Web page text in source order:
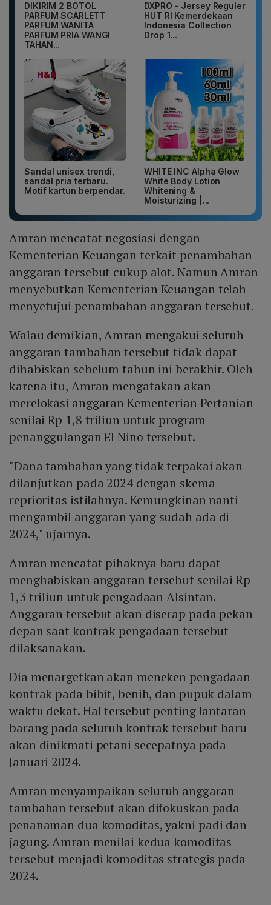
DIKIRIM 2 BOTOL
PARFUM SCARLETT
PARFUM WANITA
PARFUM PRIA WANGI
TAHAN...
DXPRO - Jersey Reguler
HUT RI Kemerdekaan
Indonesia Collection
Drop 1...
Sandal unisex trendi,
sandal pria terbaru.
Motif kartun berpendar.
WHITE INC Alpha Glow
White Body Lotion
Whitening &
Moisturizing |...
Amran mencatat negosiasi dengan
Kementerian Keuangan terkait penambahan
anggaran tersebut cukup alot. Namun Amran
menyebutkan Kementerian Keuangan telah
menyetujui penambahan anggaran tersebut.
Walau demikian, Amran mengakui seluruh
anggaran tambahan tersebut tidak dapat
dihabiskan sebelum tahun ini berakhir. Oleh
karena itu, Amran mengatakan akan
merelokasi anggaran Kementerian Pertanian
senilai Rp 1,8 triliun untuk program
penanggulangan El Nino tersebut.
"Dana tambahan yang tidak terpakai akan
dilanjutkan pada 2024 dengan skema
reprioritas istilahnya. Kemungkinan nanti
mengambil anggaran yang sudah ada di
2024," ujarnya.
Amran mencatat pihaknya baru dapat
menghabiskan anggaran tersebut senilai Rp
1,3 triliun untuk pengadaan Alsintan.
Anggaran tersebut akan diserap pada pekan
depan saat kontrak pengadaan tersebut
dilaksanakan.
Dia menargetkan akan meneken pengadaan
kontrak pada bibit, benih, dan pupuk dalam
waktu dekat. Hal tersebut penting lantaran
barang pada seluruh kontrak tersebut baru
akan dinikmati petani secepatnya pada
Januari 2024.
Amran menyampaikan seluruh anggaran
tambahan tersebut akan difokuskan pada
penanaman dua komoditas, yakni padi dan
jagung. Amran menilai kedua komoditas
tersebut menjadi komoditas strategis pada
2024.